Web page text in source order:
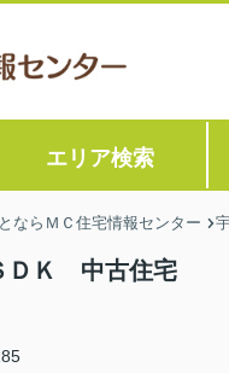
エリア検索
ならＭＣ住宅情報センター
ＤＫ 中古住宅